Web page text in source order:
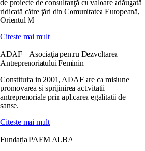
de proiecte de consultanţă cu valoare adăugată
ridicată către ţări din Comunitatea Europeană,
Orientul M
Citeste mai mult
ADAF – Asociaţia pentru Dezvoltarea
Antreprenoriatului Feminin
Constituita in 2001, ADAF are ca misiune
promovarea si sprijinirea activitatii
antreprenoriale prin aplicarea egalitatii de
sanse.
Citeste mai mult
Fundația PAEM ALBA